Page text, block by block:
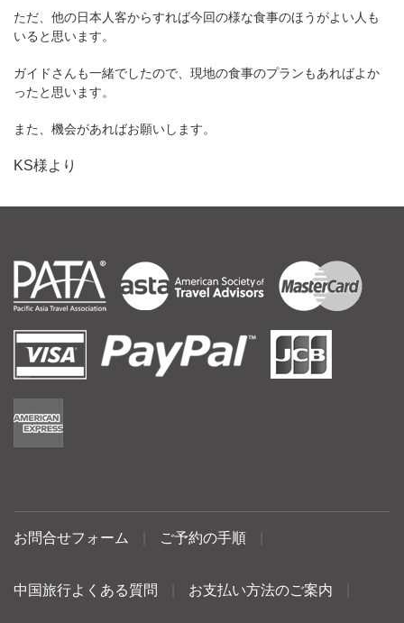
ただ、他の日本人客からすれば今回の様な食事のほうがよい人も
いると思います。
ガイドさんも一緒でしたので、現地の食事のプランもあればよか
ったと思います。
また、機会があればお願いします。
KS様より
お問合せフォーム ご予約の手順
中国旅行よくある質問 お支払い方法のご案内